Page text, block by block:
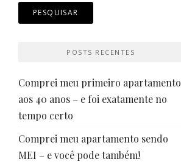
POSTS RECENTES
Comprei meu primeiro apartamento
aos 40 anos – e foi exatamente no
tempo certo
Comprei meu apartamento sendo
MEI – e você pode também!